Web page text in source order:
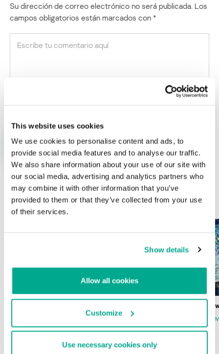
This website uses cookies
We use cookies to personalise content and ads, to
provide social media features and to analyse our traffic.
We also share information about your use of our site with
our social media, advertising and analytics partners who
may combine it with other information that you’ve
provided to them or that they’ve collected from your use
of their services.
Show details
Allow all cookies
Customize
Use necessary cookies only
Su dirección de correo electrónico no será publicada. Los
campos obligatorios están marcados con *
*
ÚLTIMAS PUBLICACIONES
la Copa Mundial de Fútbol 2026
ISABEL MANJARREZ
Estado del
MARC
DARYA GORODILOVA